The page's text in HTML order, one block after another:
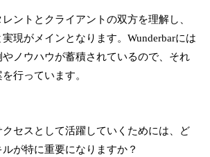
ントとクライアントの双方を理解し、
現がメインとなります。Wunderbarには
ノウハウが蓄積されているので、それ
行っています。
セスとして活躍していくためには、ど
が特に重要になりますか？